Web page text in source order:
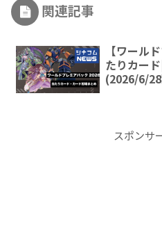
関連記事
【ワール
たりカー
(2026/6/
スポンサ